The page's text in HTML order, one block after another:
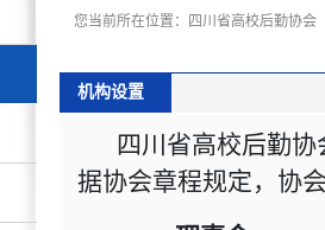
您当前所在位置： 四川省高校后勤协会
机构设置
四川省高校后勤
据协会章程规定，协